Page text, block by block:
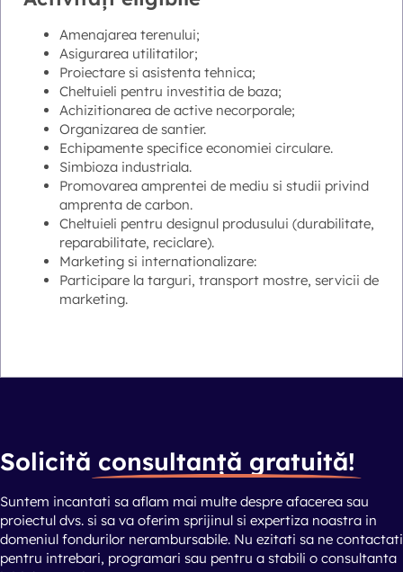
Amenajarea terenului;
Asigurarea utilitatilor;
Proiectare si asistenta tehnica;
Cheltuieli pentru investitia de baza;
Achizitionarea de active necorporale;
Organizarea de santier.
Echipamente specifice economiei circulare.
Simbioza industriala.
Promovarea amprentei de mediu si studii privind
amprenta de carbon.
Cheltuieli pentru designul produsului (durabilitate,
reparabilitate, reciclare).
Marketing si internationalizare:
Participare la targuri, transport mostre, servicii de
marketing.
Solicită consultanță gratuită!
Suntem incantati sa aflam mai multe despre afacerea sau
proiectul dvs. si sa va oferim sprijinul si expertiza noastra in
domeniul fondurilor nerambursabile. Nu ezitati sa ne contactati
pentru intrebari, programari sau pentru a stabili o consultanta